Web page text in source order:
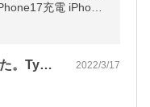
充電 iPhone
出力 PSE認証
安心】
た。Ty… 2022/3/17